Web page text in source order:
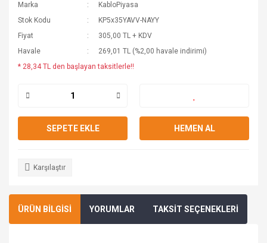
Marka
KabloPiyasa
Stok Kodu
KP5x35YAVV-NAYY
Fiyat
305,00 TL + KDV
Havale
269,01 TL (%2,00 havale indirimi)
* 28,34 TL den başlayan taksitlerle!!
SEPETE EKLE HEMEN AL
Karşılaştır
ÜRÜN BİLGİSİ YORUMLAR TAKSİT SEÇENEKLERİ